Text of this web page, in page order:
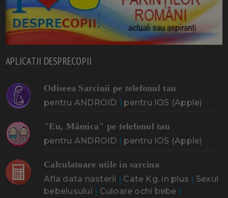
APLICATII DESPRECOPII
Odiseea Sarcinii pe telefonul tau
pentru ANDROID | pentru IOS (Apple)
"Eu, Mămica" pe telefonul tau
pentru ANDROID | pentru IOS (Apple)
Calculatoare utile in sarcina
Afla data nasterii | Cate Kg. in plus | Sexul
bebelusului | Culoare ochi bebe |